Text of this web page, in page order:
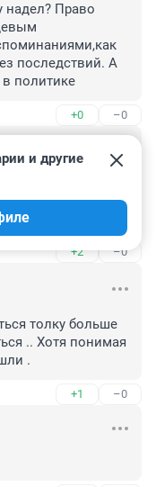
Право
последствий. А
политике
+0 –0
проиграют они
бомбочки и
+2 –0
и другие
толку больше
.. Хотя понимая
.
+1 –0